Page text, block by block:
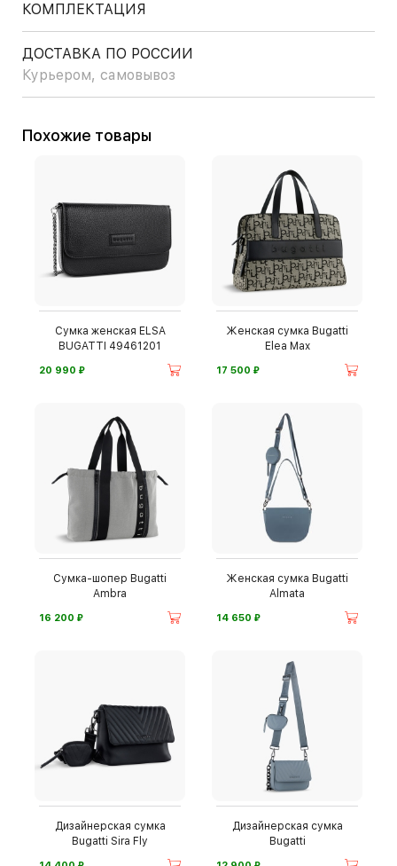
КОМПЛЕКТАЦИЯ
ДОСТАВКА ПО РОССИИ
Курьером, самовывоз
Похожие товары
Сумка женская ELSA
BUGATTI 49461201
20 990 ⃏
Женская сумка Bugatti
Elea Max
17 500 ⃏
Сумка-шопер Bugatti
Ambra
16 200 ⃏
Женская сумка Bugatti
Almata
14 650 ⃏
Дизайнерская сумка
Bugatti Sira Fly
Дизайнерская сумка
Bugatti